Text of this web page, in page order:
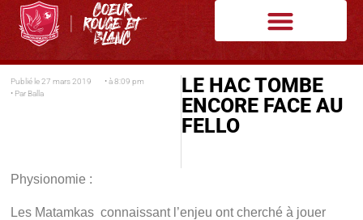
Publié le 27 mars 2019 • à 8:09 pm
• Par Balla
LE HAC TOMBE
ENCORE FACE AU
FELLO
Physionomie :
Les Matamkas connaissant l’enjeu ont cherché à jouer